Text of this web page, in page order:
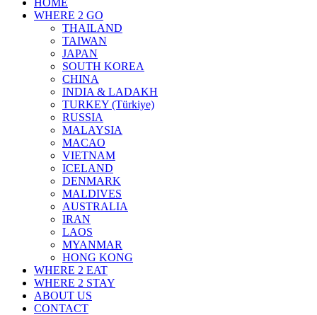
HOME
WHERE 2 GO
THAILAND
TAIWAN
JAPAN
SOUTH KOREA
CHINA
INDIA & LADAKH
TURKEY (Türkiye)
RUSSIA
MALAYSIA
MACAO
VIETNAM
ICELAND
DENMARK
MALDIVES
AUSTRALIA
IRAN
LAOS
MYANMAR
HONG KONG
WHERE 2 EAT
WHERE 2 STAY
ABOUT US
CONTACT